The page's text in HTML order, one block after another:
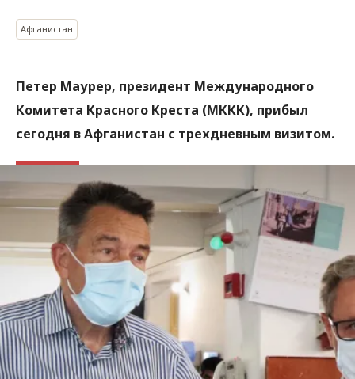
Афганистан
Петер Маурер, президент Международного
Комитета Красного Креста (МККК), прибыл
сегодня в Афганистан с трехдневным визитом.